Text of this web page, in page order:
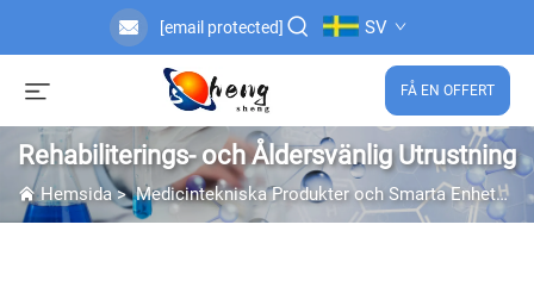
[email protected] SV
FÅ EN OFFERT
Rehabiliterings- och Åldersvänlig Utrustning
Hemsida>Medicintekniska Produkter och Smarta Enheter >